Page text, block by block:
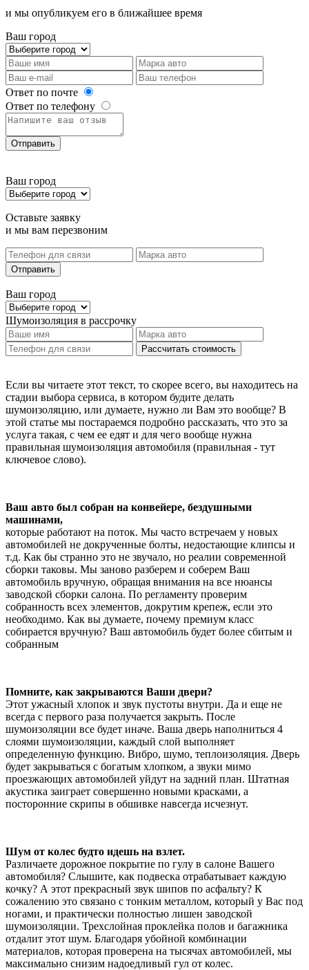
и мы опубликуем его в ближайшее время
Ваш город
Ответ по почте
Ответ по телефону
Отправить
Ваш город
Оставьте заявку
и мы вам перезвоним
Отправить
Ваш город
Шумоизоляция в рассрочку
Рассчитать стоимость
Если вы читаете этот текст, то скорее всего, вы находитесь на
стадии выбора сервиса, в котором будите делать
шумоизоляцию, или думаете, нужно ли Вам это вообще? В
этой статье мы постараемся подробно рассказать, что это за
услуга такая, с чем ее едят и для чего вообще нужна
правильная шумоизоляция автомобиля (правильная - тут
ключевое слово).
Ваш авто был собран на конвейере, бездушными
машинами,
которые работают на поток. Мы часто встречаем у новых
автомобилей не докрученные болты, недостающие клипсы и
т.д. Как бы странно это не звучало, но реалии современной
сборки таковы. Мы заново разберем и соберем Ваш
автомобиль вручную, обращая внимания на все нюансы
заводской сборки салона. По регламенту проверим
собранность всех элементов, докрутим крепеж, если это
необходимо. Как вы думаете, почему премиум класс
собирается вручную? Ваш автомобиль будет более сбитым и
собранным
Помните, как закрываются Ваши двери?
Этот ужасный хлопок и звук пустоты внутри. Да и еще не
всегда с первого раза получается закрыть. После
шумоизоляции все будет иначе. Ваша дверь наполниться 4
слоями шумоизоляции, каждый слой выполняет
определенную функцию. Вибро, шумо, теплоизоляция. Дверь
будет закрываться с богатым хлопком, а звуки мимо
проезжающих автомобилей уйдут на задний план. Штатная
акустика заиграет совершенно новыми красками, а
посторонние скрипы в обшивке навсегда исчезнут.
Шум от колес будто идешь на взлет.
Различаете дорожное покрытие по гулу в салоне Вашего
автомобиля? Слышите, как подвеска отрабатывает каждую
кочку? А этот прекрасный звук шипов по асфальту? К
сожалению это связано с тонким металлом, который у Вас под
ногами, и практически полностью лишен заводской
шумоизоляции. Трехслойная проклейка полов и багажника
отдалит этот шум. Благодаря убойной комбинации
материалов, которая проверена на тысячах автомобилей, мы
максимально снизим надоедливый гул от колес.